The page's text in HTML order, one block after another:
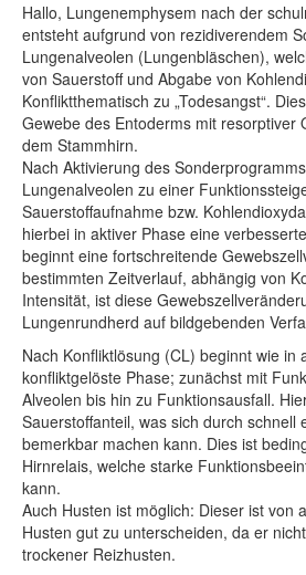
Hallo, Lungenemphysem nach der
entsteht aufgrund von rezidiverendem
Lungenalveolen (Lungenbläschen),
von Sauerstoff und Abgabe von
Konfliktthematisch zu „Todesangst“.
Gewebe des Entoderms mit resorptiver
dem Stammhirn.
Nach Aktivierung des
Lungenalveolen zu einer
Sauerstoffaufnahme bzw.
hierbei in aktiver Phase eine
beginnt eine fortschreitende
bestimmten Zeitverlauf, abhängig von
Intensität, ist diese
Lungenrundherd auf bildgebenden
Nach Konfliktlösung (CL) beginnt wie in
konfliktgelöste Phase; zunächst mit
Alveolen bis hin zu Funktionsausfall.
Sauerstoffanteil, was sich durch schnell
bemerkbar machen kann. Dies ist
Hirnrelais, welche starke
kann.
Auch Husten ist möglich: Dieser ist von
Husten gut zu unterscheiden, da er
trockener Reizhusten.